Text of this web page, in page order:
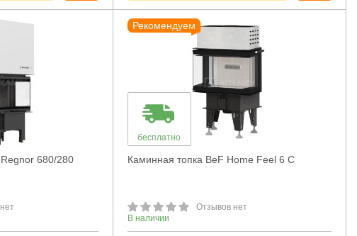
680/280
Рекомендуем
бесплатно
Каминная топка BeF Home Feel 6 C
Отзывов нет
В наличии